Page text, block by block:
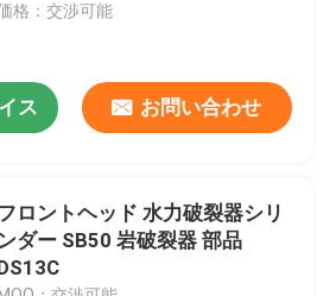
い
カ
格：交渉可能
ス お問い合わせ
ロントヘッド 水力破裂器シリ
ンダー SB50 岩破裂器 部品